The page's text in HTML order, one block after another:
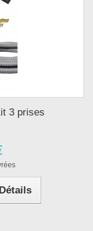
3 prises
Détails